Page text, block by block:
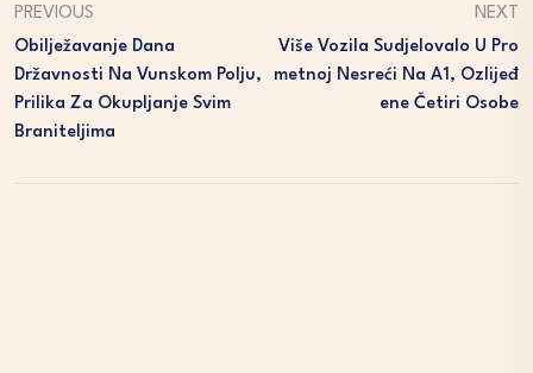
PREVIOUS
Obilježavanje Dana
Državnosti Na Vunskom Polju,
Prilika Za Okupljanje Svim
Braniteljima
NEXT
Više Vozila Sudjelovalo U Pro
Metnoj Nesreći Na A1, Ozlijeđ
Ene Četiri Osobe